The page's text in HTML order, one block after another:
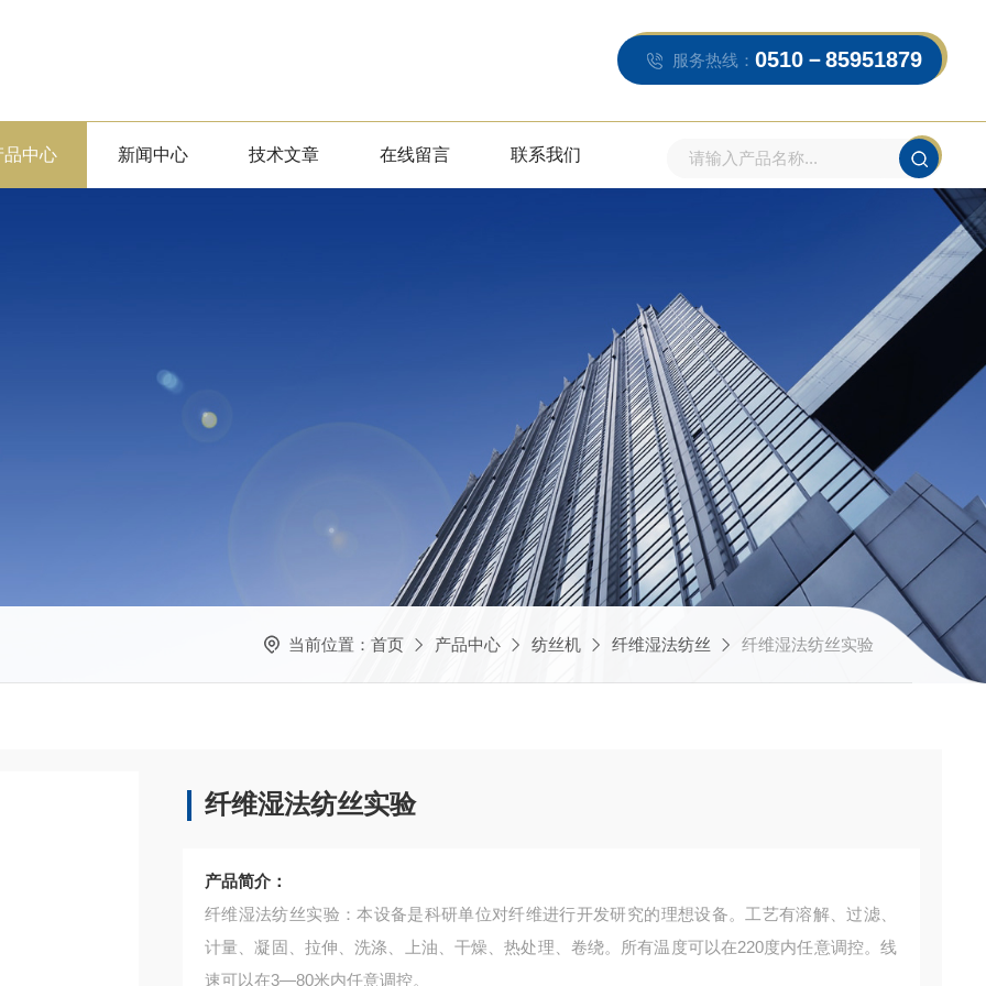
服务热线： 0510－85951879
品中心 新闻中心 技术文章 在线留言 联系我们
当前位置： 首页 产品中心 纺丝机 纤维湿法纺丝 纤维湿法纺丝实验
纤维湿法纺丝实验
产品简介：
纤维湿法纺丝实验：本设备是科研单位对纤维进行开发研究的理想设备。工艺有溶解、过滤、
计量、凝固、拉伸、洗涤、上油、干燥、热处理、卷绕。所有温度可以在220度内任意调控。线
速可以在3—80米内任意调控。